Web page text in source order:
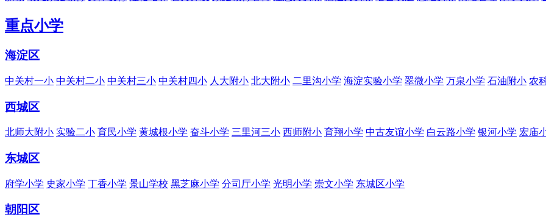
重点小学
海淀区
中关村一小 中关村二小 中关村三小 中关村四小 人大附小 北大附小 二里沟小学 海淀实验小学 翠微小学 万泉小学 石油附小 农
西城区
北师大附小 实验二小 育民小学 黄城根小学 奋斗小学 三里河三小 西师附小 育翔小学 中古友谊小学 白云路小学 银河小学 宏庙
东城区
府学小学 史家小学 丁香小学 景山学校 黑芝麻小学 分司厅小学 光明小学 崇文小学 东城区小学
朝阳区